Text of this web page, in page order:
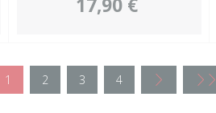
17,90 €
1 2 3 4 < <<